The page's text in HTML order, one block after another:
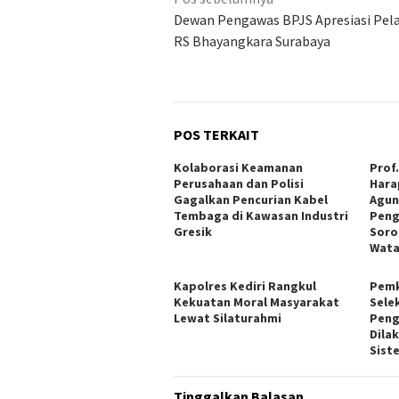
pos
Dewan Pengawas BPJS Apresiasi
RS Bhayangkara Surabaya
POS TERKAIT
Kolaborasi Keamanan
Perusahaan dan Polisi
Gagalkan Pencurian Kabel
Tembaga di Kawasan Industri
Gresik
Kapolres Kediri Rangkul
Kekuatan Moral Masyarakat
Lewat Silaturahmi